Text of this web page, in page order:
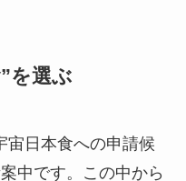
を選ぶ
宙日本食への申請候
中です。この中から